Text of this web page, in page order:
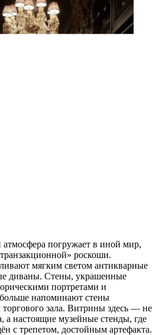
погружает в иной мир,
роскоши.
мягким светом антикварные
диваны. Стены, украшенные
портретами и
напоминают стены
зала. Витрины здесь — не
а настоящие музейные стенды, где
с трепетом, достойным артефакта.